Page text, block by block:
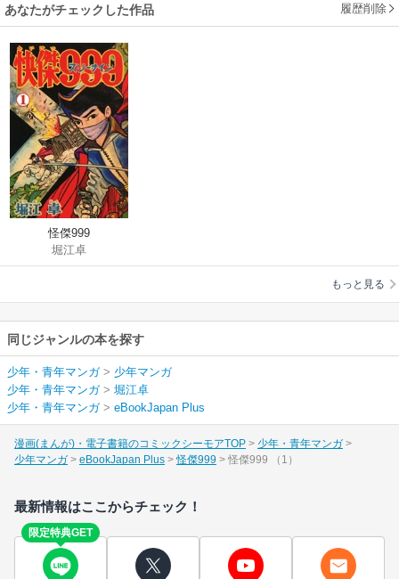
あなたがチェックした作品 履歴削除
怪傑999
堀江卓
もっと見る
同じジャンルの本を探す
少年・青年マンガ> 少年マンガ
少年・青年マンガ> 堀江卓
少年・青年マンガ> eBookJapan Plus
漫画(まんが)・電子書籍のコミックシーモアTOP
少年・青年マンガ
少年マンガ
eBookJapan Plus 怪傑999 怪傑999 （1）
最新情報はここからチェック！
限定特典GET